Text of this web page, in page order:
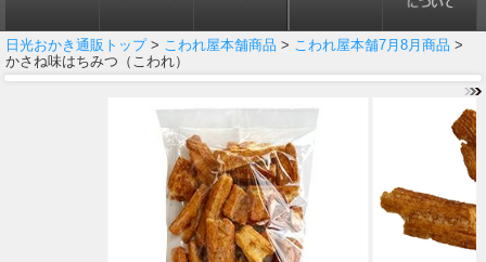
日光おかき通販トップ> こわれ屋本舗商品 > こわれ屋本舗7月8月商品 >
かさね味はちみつ（こわれ）